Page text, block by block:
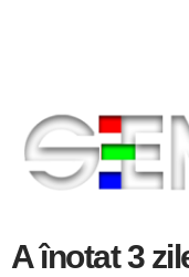
A înotat 3